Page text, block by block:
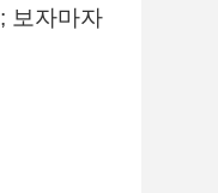
; 보자마자